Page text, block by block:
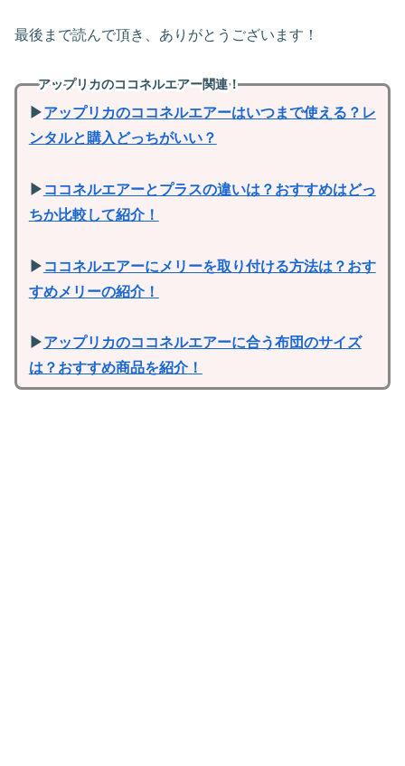
最後まで読んで頂き、ありがとうございます！
アップリカのココネルエアー関連！
▶アップリカのココネルエアーはいつまで使える？レ
ンタルと購入どっちがいい？
▶ ココネルエアーとプラスの違いは？おすすめはどっ
ちか比較して紹介！
▶ ココネルエアーにメリーを取り付ける方法は？おす
すめメリーの紹介！
▶アップリカのココネルエアーに合う布団のサイズ
は？おすすめ商品を紹介！